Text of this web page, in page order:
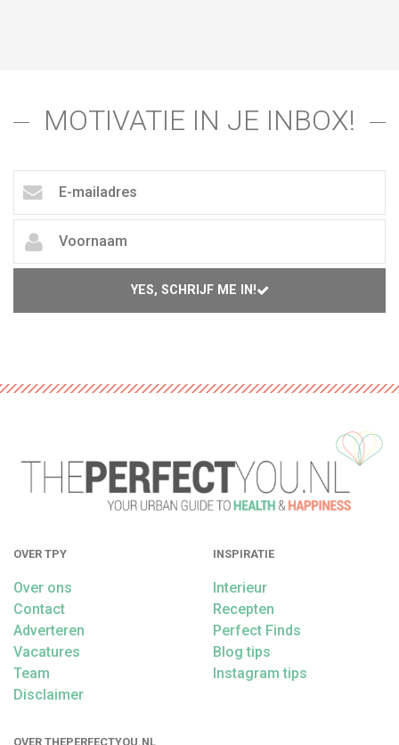
MOTIVATIE IN JE INBOX!
YES, SCHRIJF ME IN!
OVER TPY
Over ons
Contact
Adverteren
Vacatures
Team
Disclaimer
INSPIRATIE
Interieur
Recepten
Perfect Finds
Blog tips
Instagram tips
OVER THEPERFECTYOU.NL